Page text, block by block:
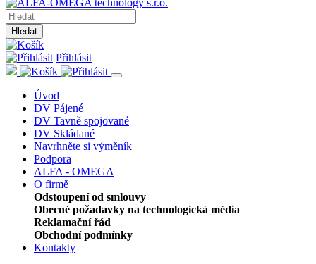
Hledat
Přihlásit
Úvod
DV Pájené
DV Tavně spojované
DV Skládané
Navrhněte si výměník
Podpora
ALFA - OMEGA
O firmě
Odstoupení od smlouvy
Obecné požadavky na technologická média
Reklamační řád
Obchodní podmínky
Kontakty